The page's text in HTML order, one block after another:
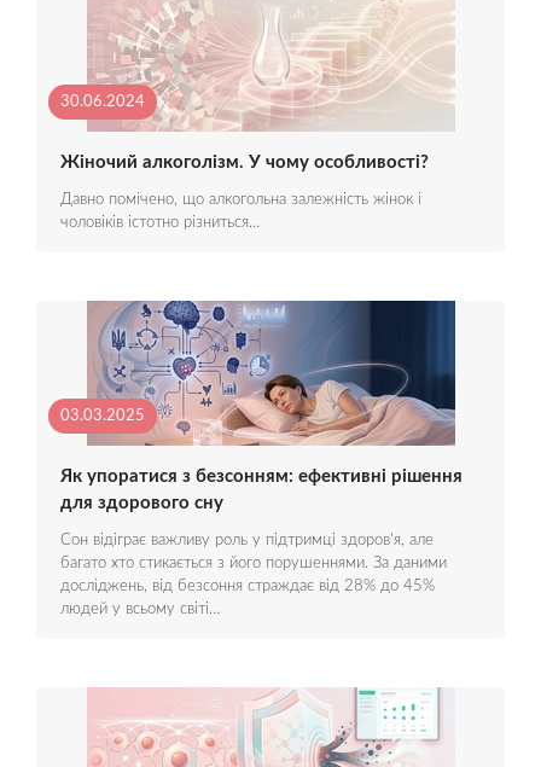
30.06.2024
Жіночий алкоголізм. У чому особливості?
Давно помічено, що алкогольна залежність жінок і
чоловіків істотно різниться…
03.03.2025
Як упоратися з безсонням: ефективні рішення
для здорового сну
Сон відіграє важливу роль у підтримці здоров'я, але
багато хто стикається з його порушеннями. За даними
досліджень, від безсоння страждає від 28% до 45%
людей у всьому світі…